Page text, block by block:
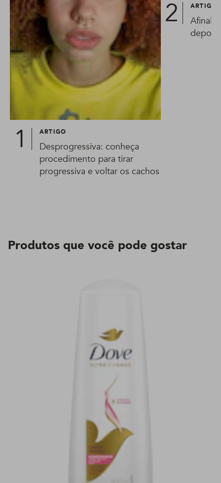
ARTIGO
Desprogressiva: conheça
procedimento para tirar
progressiva e voltar os cachos
ARTIGO
Afinal,
depois
Produtos que você pode gostar